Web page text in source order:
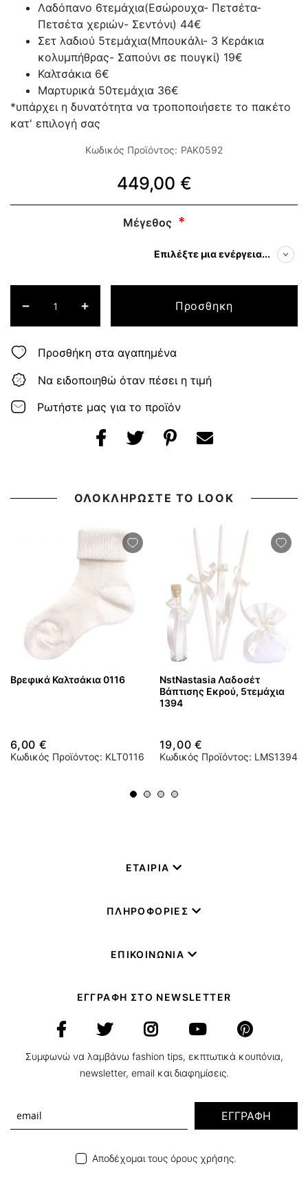
Λαδόπανο 6τεμάχια(Εσώρουχα- Πετσέτα-
Πετσέτα χεριών- Σεντόνι) 44€
Σετ λαδιού 5τεμάχια(Μπουκάλι- 3 Κεράκια
κολυμπήθρας- Σαπούνι σε πουγκί) 19€
Καλτσάκια 6€
Μαρτυρικά 50τεμάχια 36€
*υπάρχει η δυνατότητα να τροποποιήσετε το πακέτο
κατ' επιλογή σας
Κωδικός Προϊόντος: PAK0592
449,00 €
Μέγεθος
Επιλέξτε μια ενέργεια...
Προσθηκη
Προσθήκη στα αγαπημένα
Να ειδοποιηθώ όταν πέσει η τιμή
Ρωτήστε μας για το προϊόν
ΟΛΟΚΛΗΡΩΣΤΕ ΤΟ LOOK
Βρεφικά Καλτσάκια 0116
6,00 €
Κωδικός Προϊόντος: KLT0116
NstNastasia Λαδοσέτ
Βάπτισης Εκρού, 5τεμάχια
1394
19,00 €
Κωδικός Προϊόντος: LMS1394
ΕΤΑΙΡΙΑ
ΠΛΗΡΟΦΟΡΙΕΣ
ΕΠΙΚΟΙΝΩΝΙΑ
ΕΓΓΡΑΦΗ ΣΤΟ NEWSLETTER
Συμφωνώ να λαμβάνω fashion tips, εκπτωτικά κουπόνια,
newsletter, email και διαφημίσεις.
ΕΓΓΡΑΦΗ
Αποδέχομαι τους όρους χρήσης.